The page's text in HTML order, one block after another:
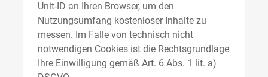
Unit-ID an Ihren Browser, um den
Nutzungsumfang kostenloser Inhalte zu
messen. Im Falle von technisch nicht
notwendigen Cookies ist die Rechtsgrundlage
Ihre Einwilligung gemäß Art. 6 Abs. 1 lit. a)